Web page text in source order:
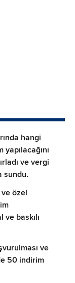
hangi
ve vergi
sundu.
ve özel
baskılı
ve
50 indirim